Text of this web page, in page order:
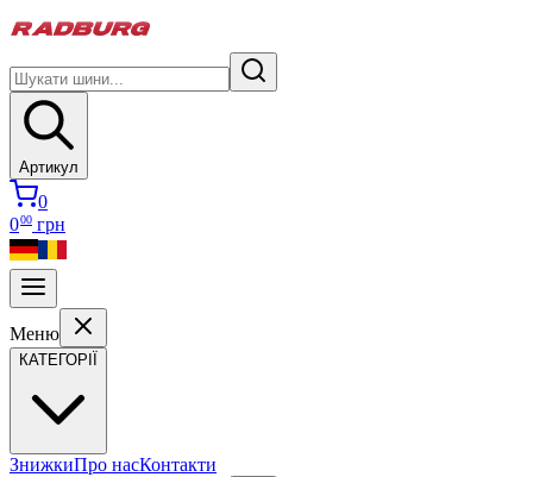
Артикул
0
000 грн
Меню
КАТЕГОРІЇ
ЗнижкиПро насКонтакти